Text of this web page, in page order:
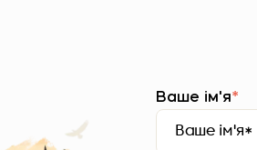
Ваше ім'я*